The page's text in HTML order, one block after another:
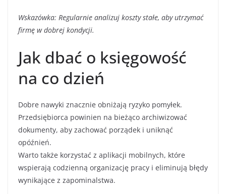
Wskazówka: Regularnie analizuj koszty stałe, aby utrzymać
firmę w dobrej kondycji.
Jak dbać o księgowość
na co dzień
Dobre nawyki znacznie obniżają ryzyko pomyłek.
Przedsiębiorca powinien na bieżąco archiwizować
dokumenty, aby zachować porządek i uniknąć
opóźnień.
Warto także korzystać z aplikacji mobilnych, które
wspierają codzienną organizację pracy i eliminują błędy
wynikające z zapominalstwa.